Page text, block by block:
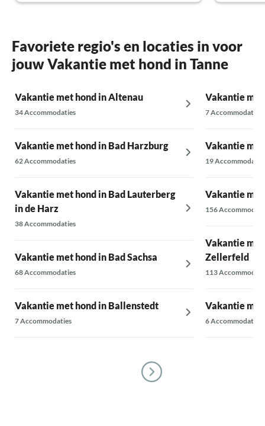
peper, schoonmaakmiddelen of
vaatwastabletten. Het hotel op 600 meter
kleedkamer en merkbaar chloor.
Favoriete regio's en locaties in voor
jouw Vakantie met hond in Tanne
Vakantie met hond in Altenau
34 Accommodaties
Vakantie met hond in Bad Harzburg
62 Accommodaties
Vakantie met hond in Bad Lauterberg
in de Harz
38 Accommodaties
Vakantie met hond in Bad Sachsa
68 Accommodaties
Vakantie met hond in Ballenstedt
7 Accommodaties
Vakantie met
7 Accommodaties
Vakantie
19
Vakantie met
156
Vakantie
Zellerfeld
113
Vakantie met
6 Accommodaties